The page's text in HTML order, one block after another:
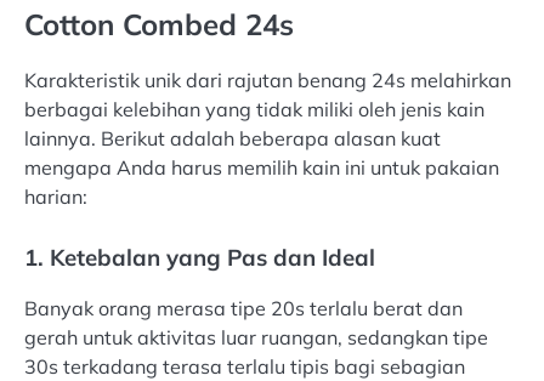
Cotton Combed 24s
Karakteristik unik dari rajutan benang 24s melahirkan
berbagai kelebihan yang tidak miliki oleh jenis kain
lainnya. Berikut adalah beberapa alasan kuat
mengapa Anda harus memilih kain ini untuk pakaian
harian:
1. Ketebalan yang Pas dan Ideal
Banyak orang merasa tipe 20s terlalu berat dan
gerah untuk aktivitas luar ruangan, sedangkan tipe
30s terkadang terasa terlalu tipis bagi sebagian